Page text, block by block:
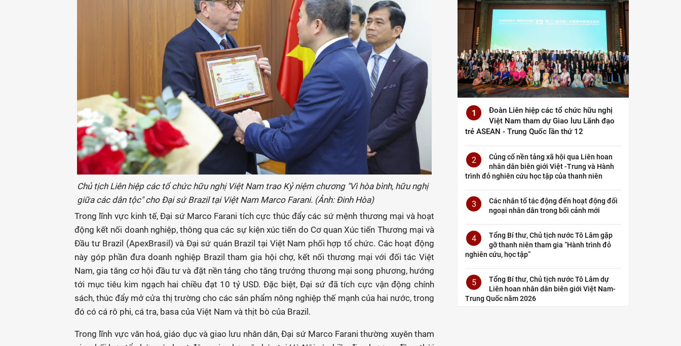
Chủ tịch Liên hiệp các tổ chức hữu nghị Việt Nam trao Kỷ niệm chương "Vì hòa bình, hữu nghị
giữa các dân tộc" cho Đại sứ Brazil tại Việt Nam Marco Farani. (Ảnh: Đinh Hòa)
Trong lĩnh vực kinh tế, Đại sứ Marco Farani tích cực thúc đẩy các sứ mệnh thương mại và hoạt
động kết nối doanh nghiệp, thông qua các sự kiện xúc tiến do Cơ quan Xúc tiến Thương mại và
Đầu tư Brazil (ApexBrasil) và Đại sứ quán Brazil tại Việt Nam phối hợp tổ chức. Các hoạt động
này góp phần đưa doanh nghiệp Brazil tham gia hội chợ, kết nối thương mại với đối tác Việt
Nam, gia tăng cơ hội đầu tư và đặt nền tảng cho tăng trưởng thương mại song phương, hướng
tới mục tiêu kim ngạch hai chiều đạt 10 tỷ USD. Đặc biệt, Đại sứ đã tích cực vận động chính
sách, thúc đẩy mở cửa thị trường cho các sản phẩm nông nghiệp thế mạnh của hai nước, trong
đó có cá rô phi, cá tra, basa của Việt Nam và thịt bò của Brazil.
Trong lĩnh vực văn hoá, giáo dục và giao lưu nhân dân, Đại sứ Marco Farani thường xuyên tham
1
Đoàn Liên hiệp các tổ chức hữu nghị
Việt Nam tham dự Giao lưu Lãnh đạo
trẻ ASEAN - Trung Quốc lần thứ 12
2
Củng cố nền tảng xã hội qua Liên hoan
nhân dân biên giới Việt -Trung và Hành
trình đỏ nghiên cứu học tập của thanh niên
3
Các nhân tố tác động đến hoạt động đối
ngoại nhân dân trong bối cảnh mới
4
Tổng Bí thư, Chủ tịch nước Tô Lâm gặp
gỡ thanh niên tham gia “Hành trình đỏ
nghiên cứu, học tập”
5
Tổng Bí thư, Chủ tịch nước Tô Lâm dự
Liên hoan nhân dân biên giới Việt Nam-
Trung Quốc năm 2026